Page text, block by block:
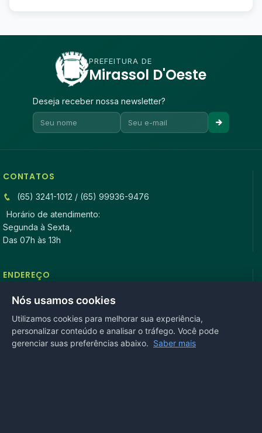
PREFEITURA DE
Mirassol D'Oeste
Deseja receber nossa newsletter?
CONTATOS
(65) 3241-1012 / (65) 99936-9476
Horário de atendimento:
Segunda à Sexta,
Das 07h às 13h
ENDEREÇO
Rua Antonio Tavares, n° 3310, Centro CEP: 78.280-000 -
Mirassol D’Oeste, MT
REDES SOCIAIS
Nós usamos cookies
Utilizamos cookies para melhorar sua experiência,
personalizar conteúdo e analisar o tráfego. Você pode
gerenciar suas preferências abaixo. Saber mais